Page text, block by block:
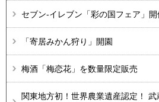
セブン-イレブン「彩の国フェア」開
「寄居みかん狩り」開園
梅酒「梅恋花」を数量限定販売
関東地方初！世界農業遺産認定！